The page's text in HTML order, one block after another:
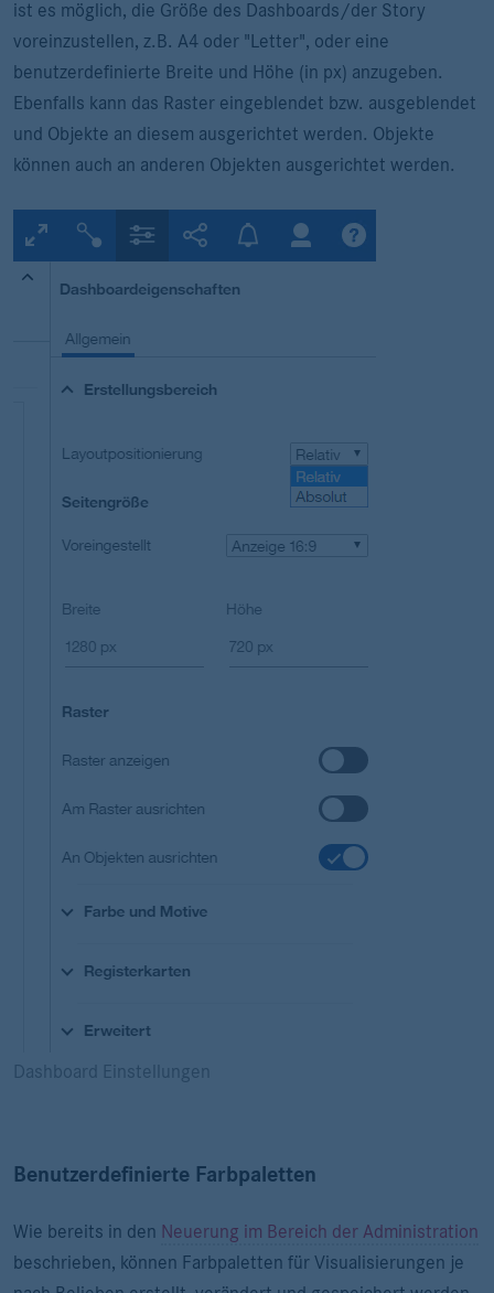
ist es möglich, die Größe des Dashboards/der Story
voreinzustellen, z.B. A4 oder "Letter", oder eine
benutzerdefinierte Breite und Höhe (in px) anzugeben.
Ebenfalls kann das Raster eingeblendet bzw. ausgeblendet
und Objekte an diesem ausgerichtet werden. Objekte
können auch an anderen Objekten ausgerichtet werden.
Dashboard Einstellungen
Benutzerdefinierte Farbpaletten
Wie bereits in den Neuerung im Bereich der Administration
beschrieben, können Farbpaletten für Visualisierungen je